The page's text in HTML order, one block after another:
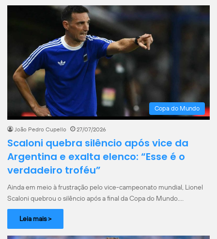
Copa do Mundo
João Pedro Cupello 27/07/2026
Scaloni quebra silêncio após vice da
Argentina e exalta elenco: “Esse é o
verdadeiro troféu”
Ainda em meio à frustração pelo vice-campeonato mundial, Lionel
Scaloni quebrou o silêncio após a final da Copa do Mundo.…
Leia mais >